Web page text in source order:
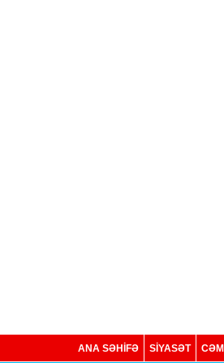
ANA SƏHİFƏ SİYASƏT